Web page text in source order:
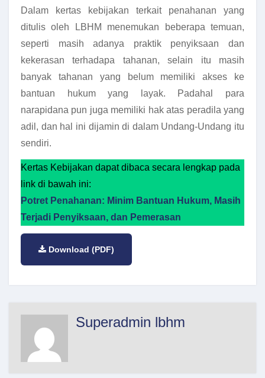
Dalam kertas kebijakan terkait penahanan yang
ditulis oleh LBHM menemukan beberapa temuan,
seperti masih adanya praktik penyiksaan dan
kekerasan terhadapa tahanan, selain itu masih
banyak tahanan yang belum memiliki akses ke
bantuan hukum yang layak. Padahal para
narapidana pun juga memiliki hak atas peradila yang
adil, dan hal ini dijamin di dalam Undang-Undang itu
sendiri.
Kertas Kebijakan dapat dibaca secara lengkap pada
link di bawah ini:
Potret Penahanan: Minim Bantuan Hukum, Masih
Terjadi Penyiksaan, dan Pemerasan
Download (PDF)
Superadmin lbhm